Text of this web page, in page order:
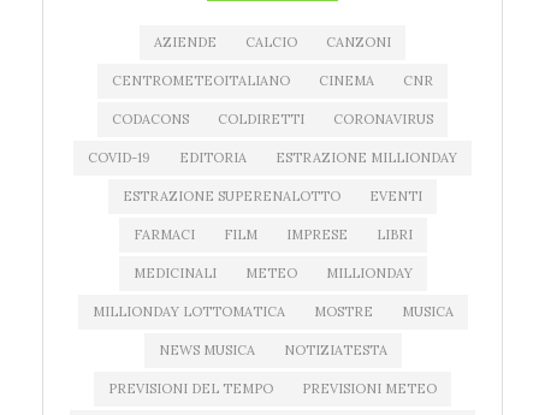
AZIENDE CALCIO CANZONI
CENTROMETEOITALIANO CINEMA CNR
CODACONS COLDIRETTI CORONAVIRUS
COVID-19 EDITORIA ESTRAZIONE MILLIONDAY
ESTRAZIONE SUPERENALOTTO EVENTI
FARMACI FILM IMPRESE LIBRI
MEDICINALI METEO MILLIONDAY
MILLIONDAY LOTTOMATICA MOSTRE MUSICA
NEWS MUSICA NOTIZIATESTA
PREVISIONI DEL TEMPO PREVISIONI METEO